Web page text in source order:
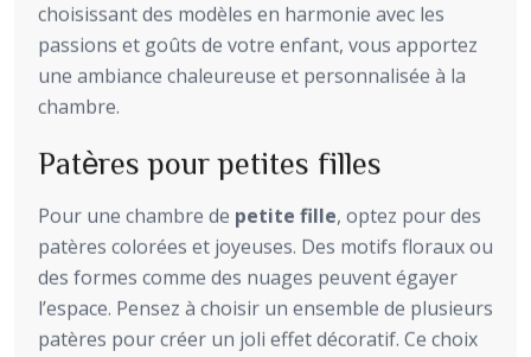
choisissant des modèles en harmonie avec les
passions et goûts de votre enfant, vous apportez
une ambiance chaleureuse et personnalisée à la
chambre.
Patères pour petites filles
Pour une chambre de petite fille, optez pour des
patères colorées et joyeuses. Des motifs floraux ou
des formes comme des nuages peuvent égayer
l’espace. Pensez à choisir un ensemble de plusieurs
patères pour créer un joli effet décoratif. Ce choix